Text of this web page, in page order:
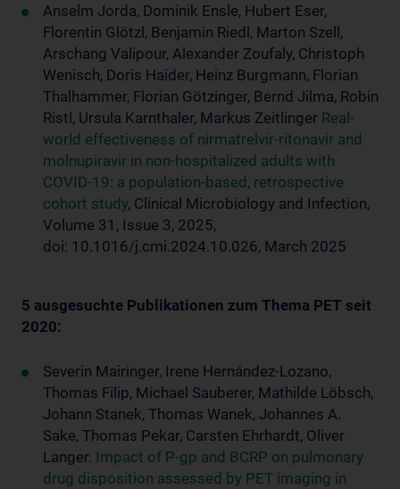
Anselm Jorda, Dominik Ensle, Hubert Eser,
Florentin Glötzl, Benjamin Riedl, Marton Szell,
Arschang Valipour, Alexander Zoufaly, Christoph
Wenisch, Doris Haider, Heinz Burgmann, Florian
Thalhammer, Florian Götzinger, Bernd Jilma, Robin
Ristl, Ursula Karnthaler, Markus Zeitlinger Real-
world effectiveness of nirmatrelvir-ritonavir and
molnupiravir in non-hospitalized adults with
COVID-19: a population-based, retrospective
cohort study, Clinical Microbiology and Infection,
Volume 31, Issue 3, 2025,
doi: 10.1016/j.cmi.2024.10.026, March 2025
5 ausgesuchte Publikationen zum Thema PET seit
2020:
Severin Mairinger, Irene Hernández-Lozano,
Thomas Filip, Michael Sauberer, Mathilde Löbsch,
Johann Stanek, Thomas Wanek, Johannes A.
Sake, Thomas Pekar, Carsten Ehrhardt, Oliver
Langer. Impact of P-gp and BCRP on pulmonary
drug disposition assessed by PET imaging in